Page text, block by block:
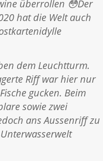
überrollen 😳Der
hat die Welt auch
dem Leuchtturm.
Riff war hier nur
gucken. Beim
sowie zwei
ans Aussenriff zu